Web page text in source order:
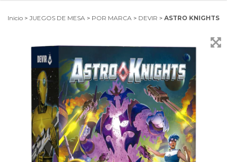
Inicio > JUEGOS DE MESA > POR MARCA > DEVIR > ASTRO KNIGHTS